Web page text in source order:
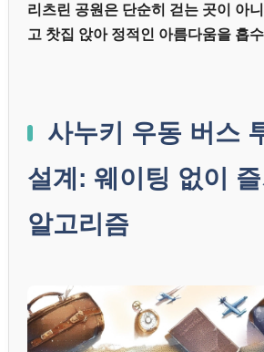
리츠린 공원은 단순히 걷는 곳이 아
고 찻집 앉아 정적인 아름다움을 흡
사누키 우동 버스
설계: 웨이팅 없이
알고리즘